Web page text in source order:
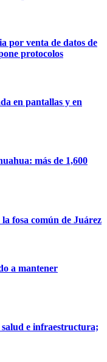
por venta de datos de
protocolos
en pantallas y en
más de 1,600
fosa común de Juárez
a mantener
e infraestructura;